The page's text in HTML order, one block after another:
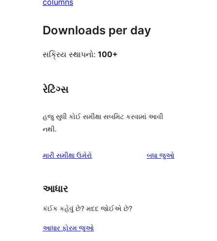
columns
Downloads per day
સક્રિય સ્થાપનો: 100+
રેટિંગ્સ
હજુ સુધી કોઈ સમીક્ષા સબમિટ કરવામાં આવી
નથી.
મારી સમીક્ષા ઉમેરો બધા સમીક્ષાઓ
જુઓ
આધાર
કંઈક કહેવું છે? મદદ જોઈએ છે?
આધાર ફોરમ જુઓ